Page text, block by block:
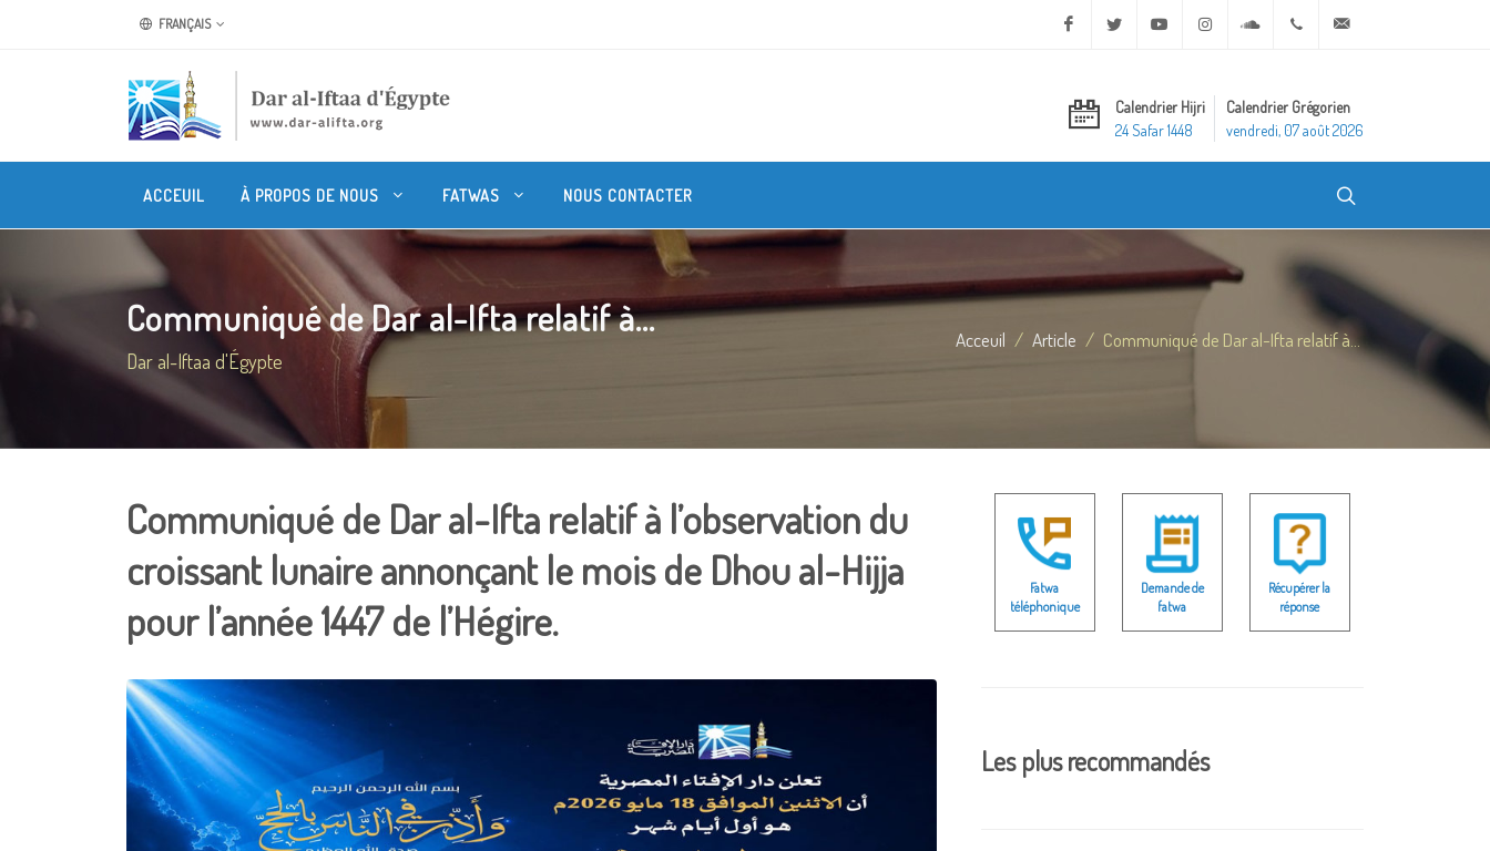
FRANÇAIS Facebook Twitter Youtube Instagram Soundcloud+20 2 25970400
Calendrier Hijri
24 Safar 1448
Calendrier Grégorien
vendredi, 07 août 2026
ACCEUIL À PROPOS DE NOUS FATWAS NOUS CONTACTER
Communiqué de Dar al-Ifta relatif à...
Dar al-Iftaa d'Égypte
Acceuil Article Communiqué de Dar al-Ifta relatif à...
Communiqué de Dar al-Ifta relatif à l’observation du
croissant lunaire annonçant le mois de Dhou al-Hijja
pour l’année 1447 de l’Hégire.
Fatwa
téléphonique
Demande de
fatwa
Récupérer la
réponse
Les plus recommandés